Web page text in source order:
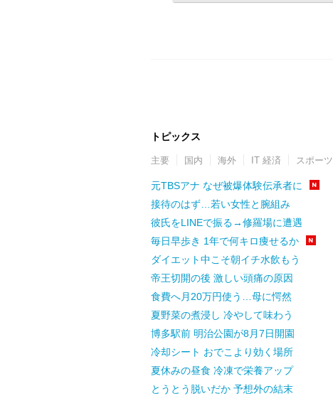
トピックス
主要 国内 海外 IT 経済 スポーツ
元TBSアナ なぜ被爆体験伝承者に
接待のはず…若い女性と腕組み
彼氏をLINEで振る→修羅場に遭遇
毎日早歩き 1年で何キロ痩せるか
ダイエット中こそ朝イチ水飲もう
帝王切開の後 激しい頭痛の原因
食費へ月20万円使う…母に愕然
夏野菜の煮浸し 冷やして味わう
博多駅前 明治公園が8月7日開園
冷却シート おでこより効く場所
夏休みの昼食 冷凍で栄養アップ
とうとう脱いだか 予想外の結末